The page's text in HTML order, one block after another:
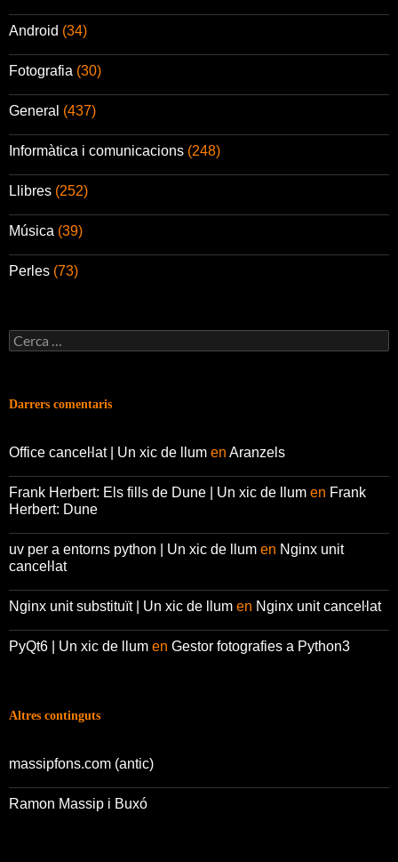
Android (34)
Fotografia (30)
General (437)
Informàtica i comunicacions (248)
Llibres (252)
Música (39)
Perles (73)
Cerca:
Darrers comentaris
Office canceŀlat | Un xic de llum en Aranzels
Frank Herbert: Els fills de Dune | Un xic de llum en Frank
Herbert: Dune
uv per a entorns python | Un xic de llum en Nginx unit
canceŀlat
Nginx unit substituït | Un xic de llum en Nginx unit canceŀlat
PyQt6 | Un xic de llum en Gestor fotografies a Python3
Altres continguts
massipfons.com (antic)
Ramon Massip i Buxó